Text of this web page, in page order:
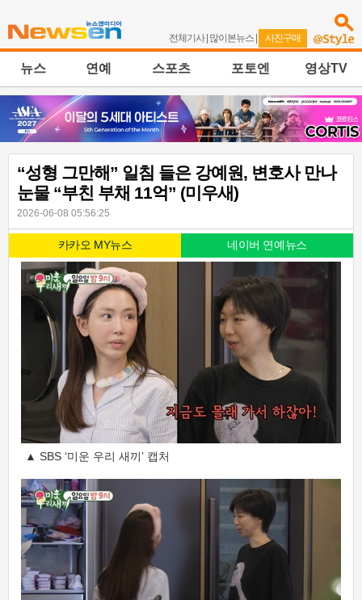
전체기사| 많이본뉴스 | 사진구매
뉴스 연예 스포츠 포토엔 영상TV
“성형 그만해” 일침 들은 강예원, 변호사 만나
눈물 “부친 부채 11억” (미우새)
2026-06-08 05:56:25
카카오 MY뉴스 네이버 연예뉴스
▲ SBS ‘미운 우리 새끼’ 캡처